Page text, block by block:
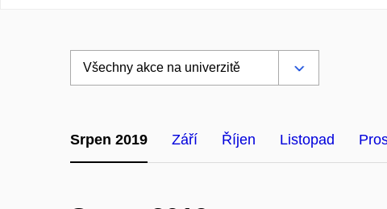
Srpen 2019 Září Říjen Listopad